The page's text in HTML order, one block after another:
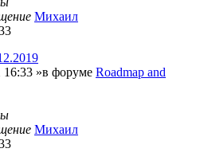
Михаил
16:33 »в форуме Roadmap and
Михаил